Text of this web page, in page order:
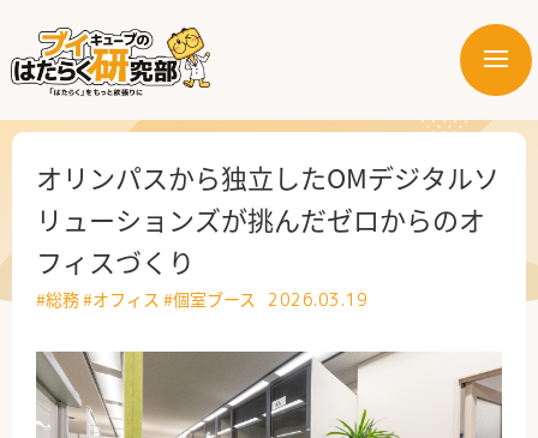
メ
ー
はたらく部署
はたらく課題
はたらく製品・サービス
オリンパスから独立したOMデジタルソ
リューションズが挑んだゼロからのオ
フィスづくり
#総務#オフィス #個室ブース 2026.03.19